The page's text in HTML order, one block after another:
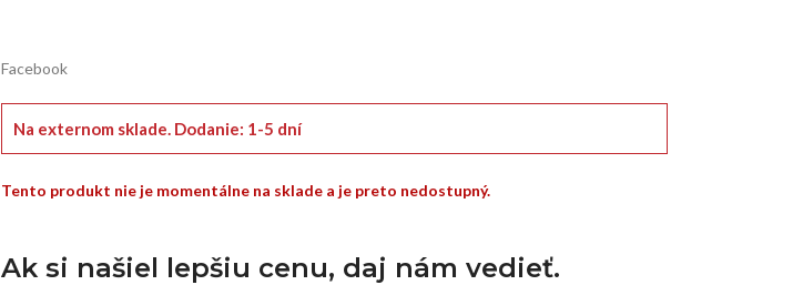
Facebook
Na externom sklade. Dodanie: 1-5 dní
Tento produkt nie je momentálne na sklade a je preto nedostupný.
Ak si našiel lepšiu cenu, daj nám vedieť.